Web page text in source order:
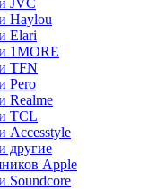
JVC
Haylou
Elari
1MORE
TFN
Pero
Realme
TCL
Accesstyle
другие
Apple
Soundcore